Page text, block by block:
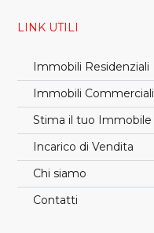
LINK UTILI
Immobili Residenziali
Immobili Commerciali
Stima il tuo Immobile
Incarico di Vendita
Chi siamo
Contatti